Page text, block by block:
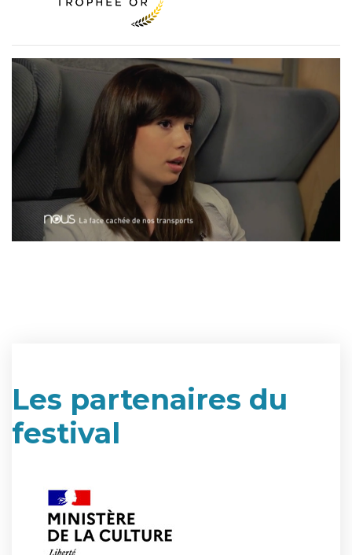
Les partenaires du
festival